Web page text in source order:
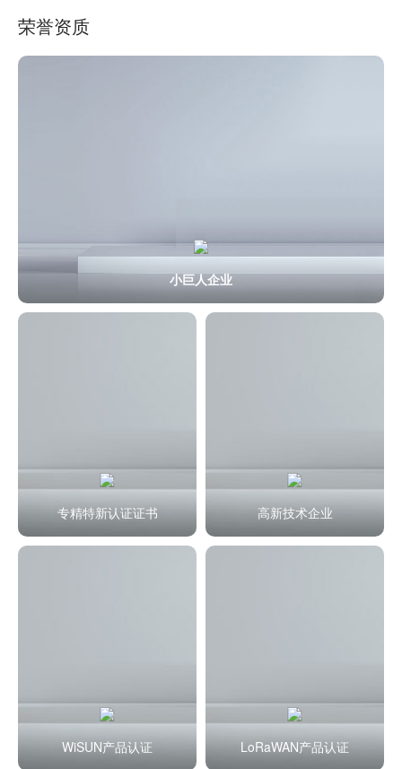
荣誉资质
小巨人企业
专精特新认证证书 高新技术企业
WiSUN产品认证 LoRaWAN产品认证